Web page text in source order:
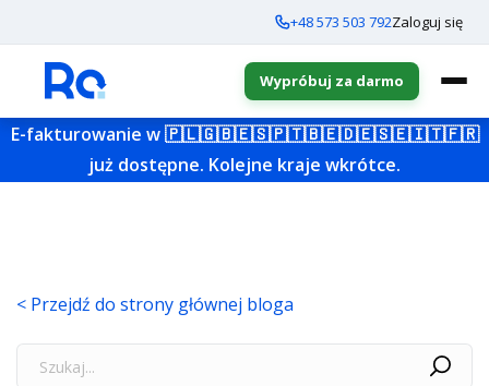
+48 573 503 792Zaloguj się
Wypróbuj za darmo
E-fakturowanie w🇵🇱🇬🇧🇪🇸🇵🇹🇧🇪🇩🇪🇸🇪🇮🇹🇫🇷
już dostępne. Kolejne kraje wkrótce.
< Przejdź do strony głównej bloga